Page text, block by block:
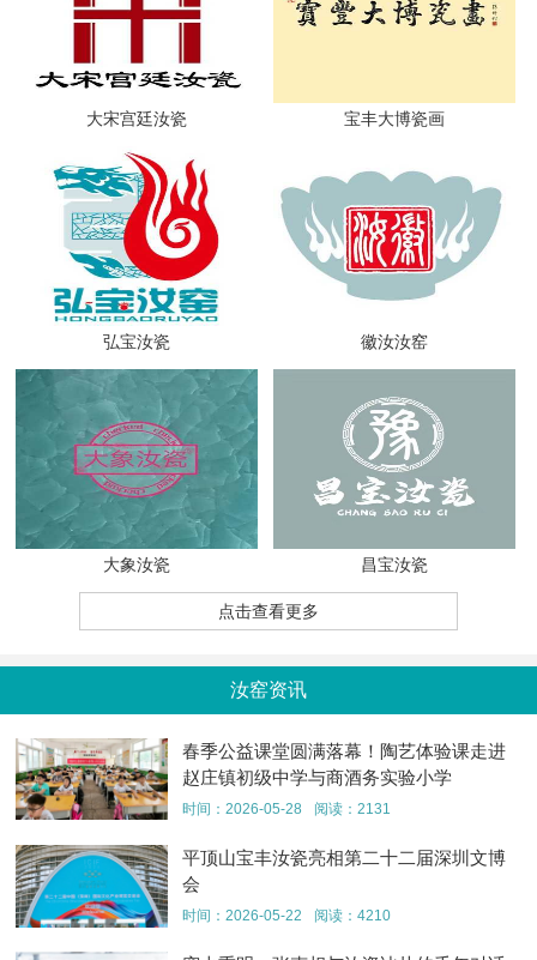
大宋宫廷汝瓷 宝丰大博瓷画
弘宝汝瓷 徽汝汝窑
大象汝瓷 昌宝汝瓷
点击查看更多
汝窑资讯
春季公益课堂圆满落幕！陶艺体验课走进
赵庄镇初级中学与商酒务实验小学
时间：2026-05-28 阅读：2131
平顶山宝丰汝瓷亮相第二十二届深圳文博
会
时间：2026-05-22 阅读：4210